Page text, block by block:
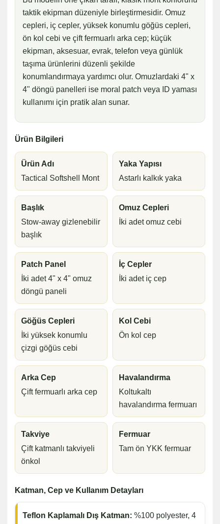
taktik ekipman düzeniyle birleştirmesidir. Omuz
cepleri, iç cepler, yüksek konumlu göğüs cepleri,
ön kol cebi ve çift fermuarlı arka cep; küçük
ekipman, aksesuar, evrak, telefon veya günlük
taşıma ürünlerini düzenli şekilde
konumlandırmaya yardımcı olur. Omuzlardaki 4" x
4" döngü panelleri ise moral patch veya ID yaması
kullanımı için pratik alan sunar.
Ürün Bilgileri
Ürün Adı
Tactical Softshell Mont
Yaka Yapısı
Astarlı kalkık yaka
Başlık
Stow-away gizlenebilir
başlık
Omuz Cepleri
İki adet omuz cebi
Patch Panel
İki adet 4" x 4" omuz
döngü paneli
İç Cepler
İki adet iç cep
Göğüs Cepleri
İki yüksek konumlu
çizgi göğüs cebi
Kol Cebi
Ön kol cep
Arka Cep
Çift fermuarlı arka cep
Havalandırma
Koltukaltı
havalandırma fermuarı
Takviye
Çift katmanlı takviyeli
önkol
Fermuar
Tam ön YKK fermuar
Katman, Cep ve Kullanım Detayları
Teflon Kaplamalı Dış Katman: %100 polyester, 4